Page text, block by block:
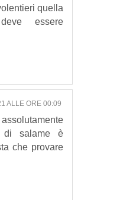
quella
essere
ALLE ORE 00:09
di salame è
che provare